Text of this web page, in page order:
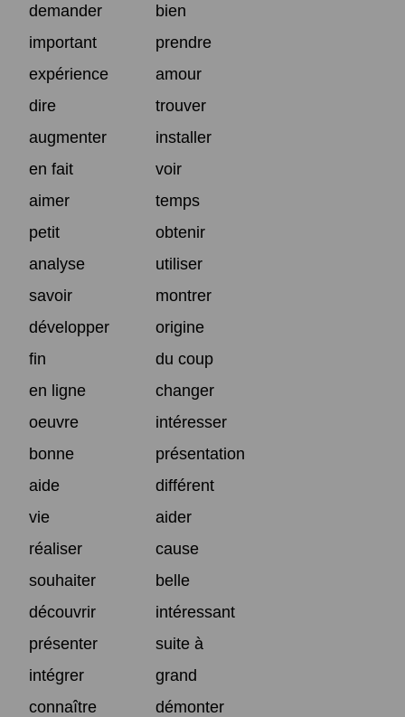
demander
bien
important
prendre
expérience
amour
dire
trouver
augmenter
installer
en fait
voir
aimer
temps
petit
obtenir
analyse
utiliser
savoir
montrer
développer
origine
fin
du coup
en ligne
changer
oeuvre
intéresser
bonne
présentation
aide
différent
vie
aider
réaliser
cause
souhaiter
belle
découvrir
intéressant
présenter
suite à
intégrer
grand
connaître
démonter